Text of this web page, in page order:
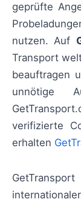
geprüfte
nutzen. Auf
Transport
beauftragen
unnötige
verifizierte
erhalten
internationaler